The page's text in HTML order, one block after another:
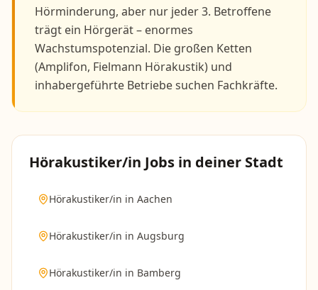
Hörminderung, aber nur jeder 3. Betroffene
trägt ein Hörgerät – enormes
Wachstumspotenzial. Die großen Ketten
(Amplifon, Fielmann Hörakustik) und
inhabergeführte Betriebe suchen Fachkräfte.
Hörakustiker/in Jobs in deiner Stadt
Hörakustiker/in in Aachen
Hörakustiker/in in Augsburg
Hörakustiker/in in Bamberg